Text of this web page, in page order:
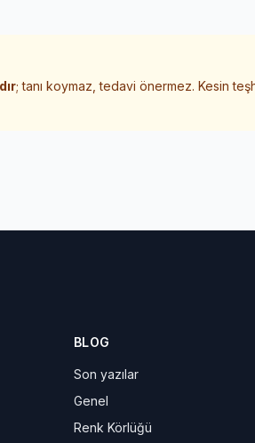
; tanı koymaz, tedavi önermez. Kesin
BLOG
Son yazılar
Genel
Renk Körlüğü